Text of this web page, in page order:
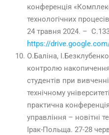
конференція
технологічних
24 травня 2024. – С.
https://
О.Баліна,
контролю
студентів при
технічному
практична
управління – новітні
Ірак-Польща. 27-28